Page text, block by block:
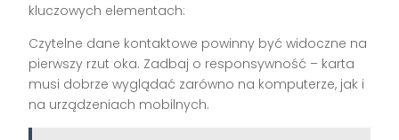
kluczowych elementach:
Czytelne dane kontaktowe powinny być widoczne na
pierwszy rzut oka. Zadbaj o responsywność – karta
musi dobrze wyglądać zarówno na komputerze, jak i
na urządzeniach mobilnych.